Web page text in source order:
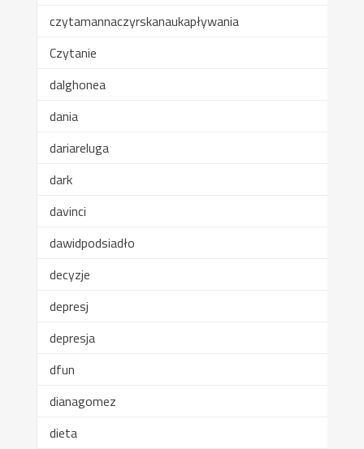
czytamannaczyrskanaukapływania
Czytanie
dalghonea
dania
dariareluga
dark
davinci
dawidpodsiadło
decyzje
depresj
depresja
dfun
dianagomez
dieta